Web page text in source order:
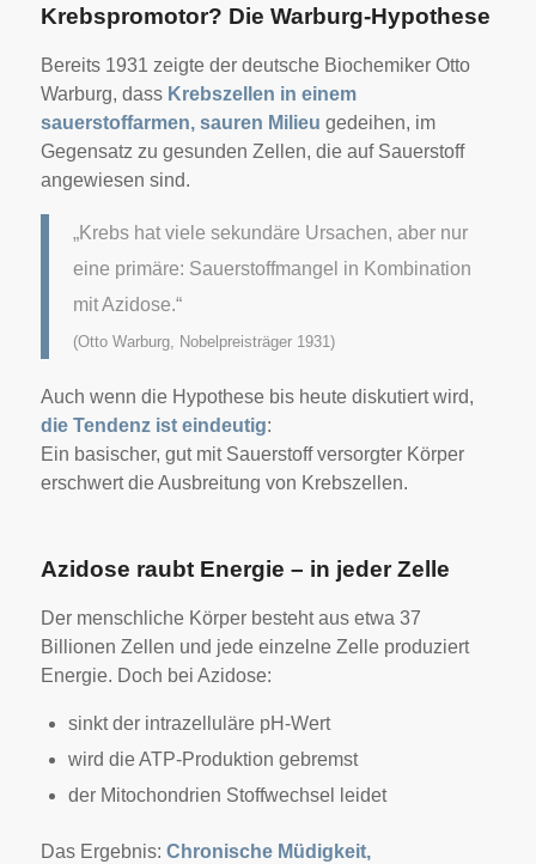
Krebspromotor? Die Warburg-Hypothese
Bereits 1931 zeigte der deutsche Biochemiker Otto
Warburg, dass Krebszellen in einem
sauerstoffarmen, sauren Milieu gedeihen, im
Gegensatz zu gesunden Zellen, die auf Sauerstoff
angewiesen sind.
„Krebs hat viele sekundäre Ursachen, aber nur
eine primäre: Sauerstoffmangel in Kombination
mit Azidose.“
(Otto Warburg, Nobelpreisträger 1931)
Auch wenn die Hypothese bis heute diskutiert wird,
die Tendenz ist eindeutig:
Ein basischer, gut mit Sauerstoff versorgter Körper
erschwert die Ausbreitung von Krebszellen.
Azidose raubt Energie – in jeder Zelle
Der menschliche Körper besteht aus etwa 37
Billionen Zellen und jede einzelne Zelle produziert
Energie. Doch bei Azidose:
sinkt der intrazelluläre pH-Wert
wird die ATP-Produktion gebremst
der Mitochondrien Stoffwechsel leidet
Das Ergebnis: Chronische Müdigkeit,